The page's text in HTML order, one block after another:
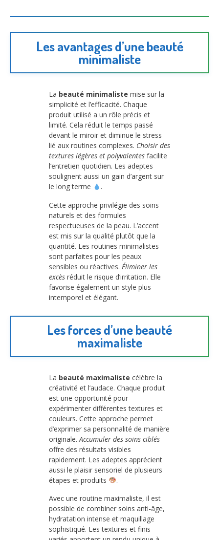
Les avantages d’une beauté
minimaliste
La beauté minimaliste mise sur la
simplicité et l’efficacité. Chaque
produit utilisé a un rôle précis et
limité. Cela réduit le temps passé
devant le miroir et diminue le stress
lié aux routines complexes. Choisir des
textures légères et polyvalentes facilite
l’entretien quotidien. Les adeptes
soulignent aussi un gain d’argent sur
le long terme
.
Cette approche privilégie des soins
naturels et des formules
respectueuses de la peau. L’accent
est mis sur la qualité plutôt que la
quantité. Les routines minimalistes
sont parfaites pour les peaux
sensibles ou réactives. Éliminer les
excès réduit le risque d’irritation. Elle
favorise également un style plus
intemporel et élégant.
Les forces d’une beauté
maximaliste
La beauté maximaliste célèbre la
créativité et l’audace. Chaque produit
est une opportunité pour
expérimenter différentes textures et
couleurs. Cette approche permet
d’exprimer sa personnalité de manière
originale. Accumuler des soins ciblés
offre des résultats visibles
rapidement. Les adeptes apprécient
aussi le plaisir sensoriel de plusieurs
étapes et produits
.
Avec une routine maximaliste, il est
possible de combiner soins anti-âge,
hydratation intense et maquillage
sophistiqué. Les textures et finis